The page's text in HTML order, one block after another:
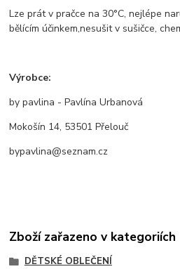
Lze prát v pračce na 30°C, nejlépe
bělícím účinkem,nesušit v sušičce,
Výrobce:
by pavlina - Pavlína Urbanová
Mokošín 14, 53501 Přelouč
bypavlina@seznam.cz
Zboží zařazeno v kategoriích
DĚTSKÉ OBLEČENÍ